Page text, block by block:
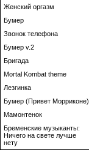
Женский оргазм
Бумер
Звонок телефона
Бумер v.2
Бригада
Mortal Kombat theme
Лезгинка
Бумер (Привет Морриконе)
Мамонтенок
Бременские музыканты:
Ничего на свете лучше
нету